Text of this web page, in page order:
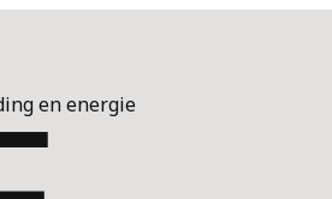
en energie